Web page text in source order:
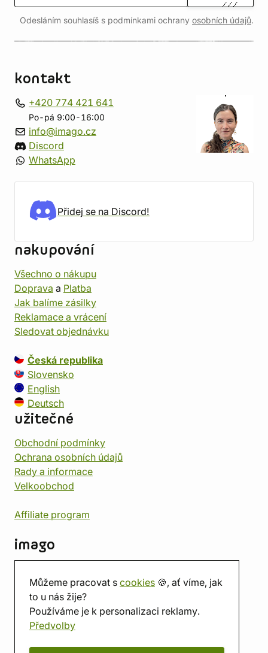
Můžeme pracovat s cookies 🍪, ať víme, jak
to u nás žije?
Používáme je k personalizaci reklamy.
Předvolby
Odesláním souhlasíš s podmínkami ochrany osobních údajů.
kontakt
+420 774 421 641
Po-pá 9:00-16:00
info@imago.cz
Discord
WhatsApp
Přidej se na Discord!
nakupování
Všechno o nákupu
Doprava a Platba
Jak balíme zásilky
Reklamace a vrácení
Sledovat objednávku
Česká republika
Slovensko
English
Deutsch
užitečné
Obchodní podmínky
Ochrana osobních údajů
Rady a informace
Velkoobchod
Affiliate program
imago
Prodejna
Herna
O nás
Hodnocení obchodu